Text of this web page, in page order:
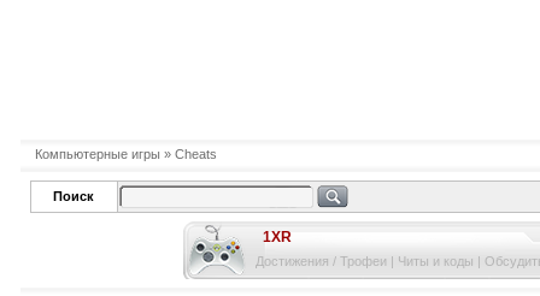
Компьютерные игры » Cheats
Поиск
1XR
Достижения / Трофеи | Читы и коды |